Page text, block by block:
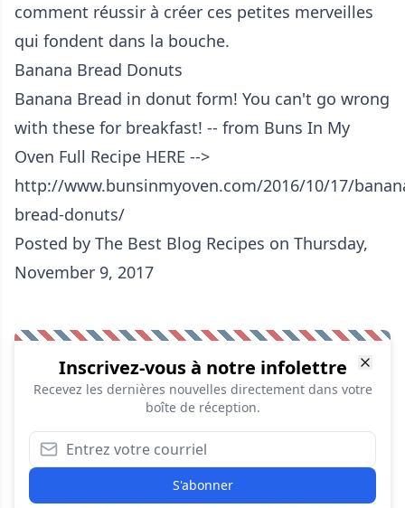
comment réussir à créer ces petites merveilles
qui fondent dans la bouche.
Banana Bread Donuts
Banana Bread in donut form! You can't go wrong
with these for breakfast! -- from Buns In My
Oven Full Recipe HERE -->
http://www.bunsinmyoven.com/2016/10/17/
bread-donuts/
Posted by The Best Blog Recipes on Thursday,
November 9, 2017
Inscrivez-vous à notre infolettre
Recevez les dernières nouvelles directement dans votre
boîte de réception.
S'abonner